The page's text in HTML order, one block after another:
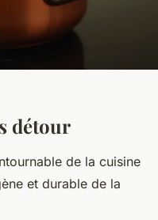
détour
de la cuisine
et durable de la